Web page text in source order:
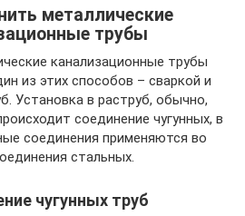
металлические
трубы
канализационные трубы
из этих способов – сваркой и
Установка в раструб, обычно,
соединение чугунных, в
соединения применяются во
стальных.
чугунных труб